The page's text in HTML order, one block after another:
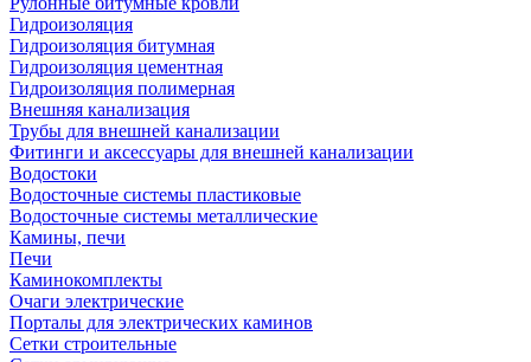
Гидроизоляция
Гидроизоляция битумная
Гидроизоляция цементная
Гидроизоляция полимерная
Внешняя канализация
Трубы для внешней канализации
Фитинги и аксессуары для внешней канализации
Водостоки
Водосточные системы пластиковые
Водосточные системы металлические
Камины, печи
Печи
Каминокомплекты
Очаги электрические
Порталы для электрических каминов
Сетки строительные